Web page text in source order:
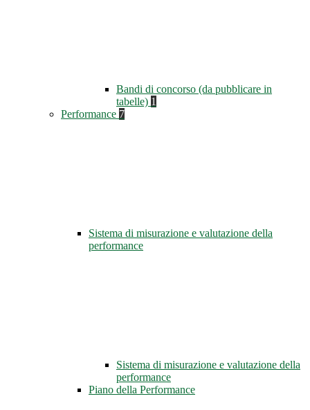
Bandi di concorso (da pubblicare in
tabelle) 1
Performance 7
Sistema di misurazione e valutazione della
performance
Sistema di misurazione e valutazione della
performance
Piano della Performance